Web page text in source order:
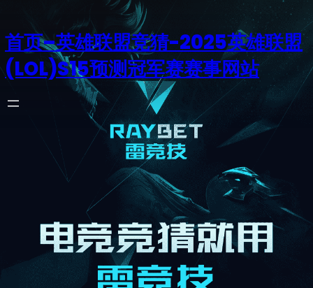
首页–英雄联盟竞猜-2025英雄联盟
(LOL)S15预测冠军赛赛事网站